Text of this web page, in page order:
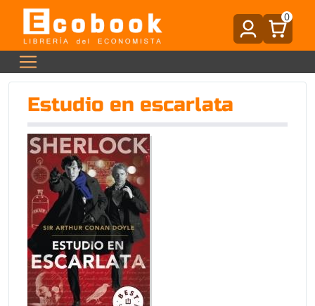
0
Estudio en escarlata